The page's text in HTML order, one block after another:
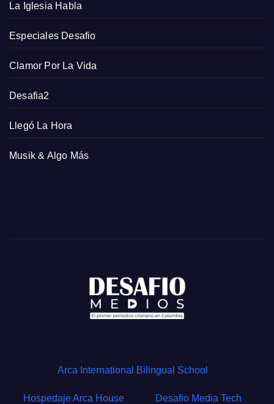
La Iglesia Habla
Especiales Desafio
Clamor Por La Vida
Desafia2
Llegó La Hora
Musik & Algo Más
Arca International Bilingual School
Hospedaje Arca House Desafio Media Tech